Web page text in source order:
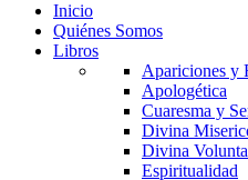
Inicio
Quiénes Somos
Libros
Apariciones y
Apologética
Cuaresma y
Divina
Divina
Espiritualidad